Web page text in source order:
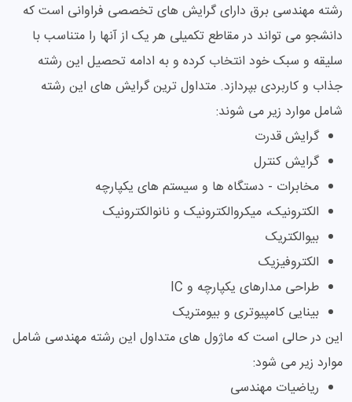
رشته مهندسی برق دارای گرایش های تخصصی فراوانی است که
دانشجو می تواند در مقاطع تکمیلی هر یک از آنها را متناسب با
سلیقه و سبک خود انتخاب کرده و به ادامه تحصیل این رشته
جذاب و کاربردی بپردازد. متداول ترین گرایش های این رشته
شامل موارد زیر می شوند:
گرایش قدرت
گرایش کنترل
مخابرات - دستگاه ها و سیستم های یکپارچه
الکترونیک، میکروالکترونیک و نانوالکترونیک
بیوالکتریک
الکتروفیزیک
طراحی مدارهای یکپارچه و IC
بینایی کامپیوتری و بیومتریک
این در حالی است که ماژول های متداول این رشته مهندسی شامل
موارد زیر می شود:
ریاضیات مهندسی